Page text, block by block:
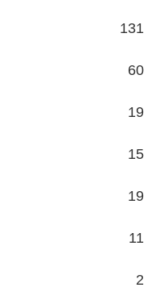
131
60
19
15
19
11
2